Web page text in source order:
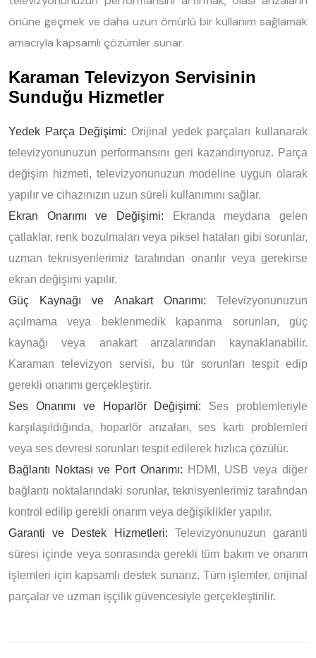
önüne geçmek ve daha uzun ömürlü bir kullanım sağlamak
amacıyla kapsamlı çözümler sunar.
Karaman Televizyon Servisinin
Sunduğu Hizmetler
Yedek Parça Değişimi: Orijinal yedek parçaları kullanarak
televizyonunuzun performansını geri kazandırıyoruz. Parça
değişim hizmeti, televizyonunuzun modeline uygun olarak
yapılır ve cihazınızın uzun süreli kullanımını sağlar.
Ekran Onarımı ve Değişimi: Ekranda meydana gelen
çatlaklar, renk bozulmaları veya piksel hataları gibi sorunlar,
uzman teknisyenlerimiz tarafından onarılır veya gerekirse
ekran değişimi yapılır.
Güç Kaynağı ve Anakart Onarımı: Televizyonunuzun
açılmama veya beklenmedik kapanma sorunları, güç
kaynağı veya anakart arızalarından kaynaklanabilir.
Karaman televizyon servisi, bu tür sorunları tespit edip
gerekli onarımı gerçekleştirir.
Ses Onarımı ve Hoparlör Değişimi: Ses problemleriyle
karşılaşıldığında, hoparlör arızaları, ses kartı problemleri
veya ses devresi sorunları tespit edilerek hızlıca çözülür.
Bağlantı Noktası ve Port Onarımı: HDMI, USB veya diğer
bağlantı noktalarındaki sorunlar, teknisyenlerimiz tarafından
kontrol edilip gerekli onarım veya değişiklikler yapılır.
Garanti ve Destek Hizmetleri: Televizyonunuzun garanti
süresi içinde veya sonrasında gerekli tüm bakım ve onarım
işlemleri için kapsamlı destek sunarız. Tüm işlemler, orijinal
parçalar ve uzman işçilik güvencesiyle gerçekleştirilir.